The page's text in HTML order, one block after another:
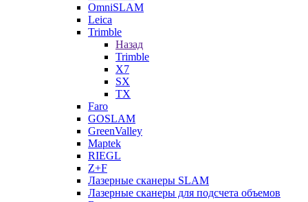
OmniSLAM
Leica
Trimble
Назад
Trimble
X7
SX
TX
Faro
GOSLAM
GreenValley
Maptek
RIEGL
Z+F
Лазерные сканеры SLAM
Лазерные сканеры для подсчета объемов